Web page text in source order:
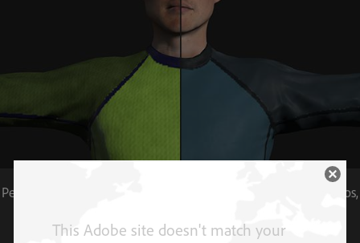
Personaliza el color, la textura y la forma de más de 280 atributos,
This Adobe site doesn't match your